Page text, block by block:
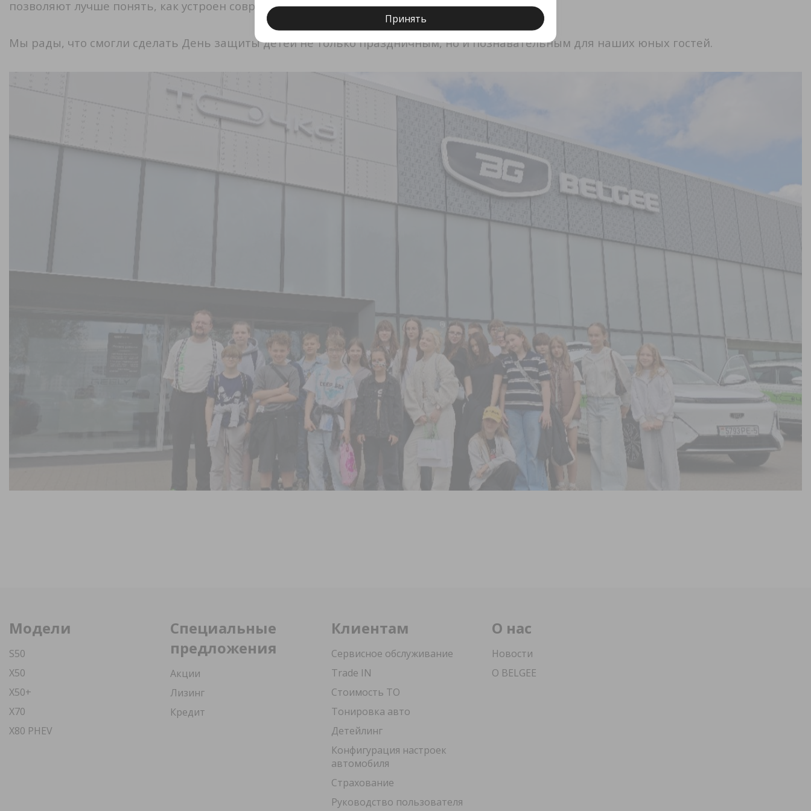
позволяют лучше понять, как устроен современный бизнес.
Мы рады, что смогли сделать День защиты детей не только праздничным, но и познавательным для наших юных гостей.
Модели
S50
X50
X50+
X70
X80 PHEV
Специальные
предложения
Акции
Лизинг
Кредит
Клиентам
Сервисное обслуживание
Trade IN
Стоимость ТО
Тонировка авто
Детейлинг
Конфигурация настроек
автомобиля
Страхование
Руководство пользователя
О нас
Новости
О BELGEE
Принять